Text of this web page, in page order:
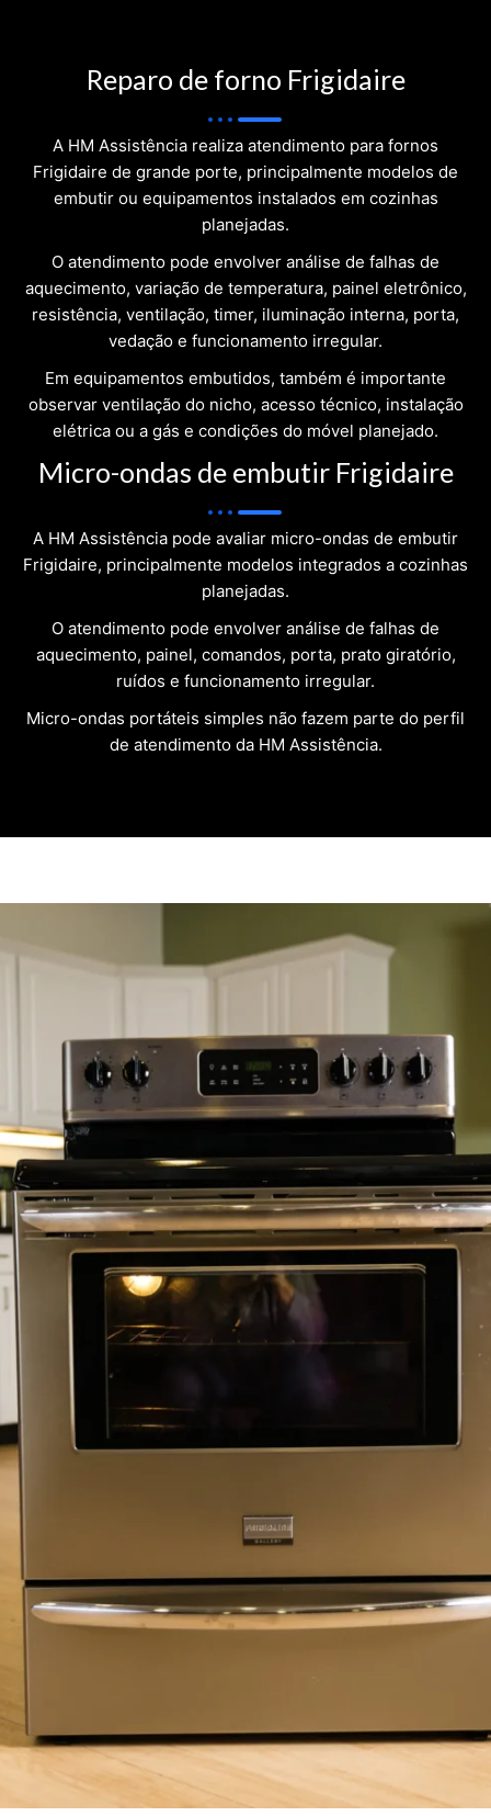
Reparo de forno Frigidaire
A HM Assistência realiza atendimento para fornos
Frigidaire de grande porte, principalmente modelos de
embutir ou equipamentos instalados em cozinhas
planejadas.
O atendimento pode envolver análise de falhas de
aquecimento, variação de temperatura, painel eletrônico,
resistência, ventilação, timer, iluminação interna, porta,
vedação e funcionamento irregular.
Em equipamentos embutidos, também é importante
observar ventilação do nicho, acesso técnico, instalação
elétrica ou a gás e condições do móvel planejado.
Micro-ondas de embutir Frigidaire
A HM Assistência pode avaliar micro-ondas de embutir
Frigidaire, principalmente modelos integrados a cozinhas
planejadas.
O atendimento pode envolver análise de falhas de
aquecimento, painel, comandos, porta, prato giratório,
ruídos e funcionamento irregular.
Micro-ondas portáteis simples não fazem parte do perfil
de atendimento da HM Assistência.